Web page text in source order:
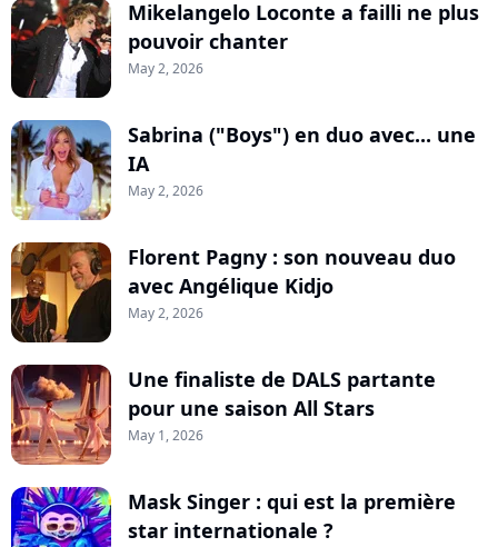
Mikelangelo Loconte a failli ne plus
pouvoir chanter
May 2, 2026
Sabrina ("Boys") en duo avec... une
IA
May 2, 2026
Florent Pagny : son nouveau duo
avec Angélique Kidjo
May 2, 2026
Une finaliste de DALS partante
pour une saison All Stars
May 1, 2026
Mask Singer : qui est la première
star internationale ?